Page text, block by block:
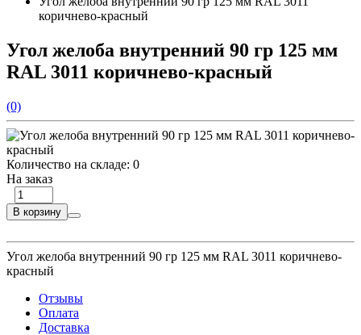
коричнево-красный
Угол желоба внутренний 90 гр 125 мм
RAL 3011 коричнево-красный
(0)
Количество на складе: 0
На заказ
В корзину
Угол желоба внутренний 90 гр 125 мм RAL 3011 коричнево-
красный
Отзывы
Оплата
Доставка